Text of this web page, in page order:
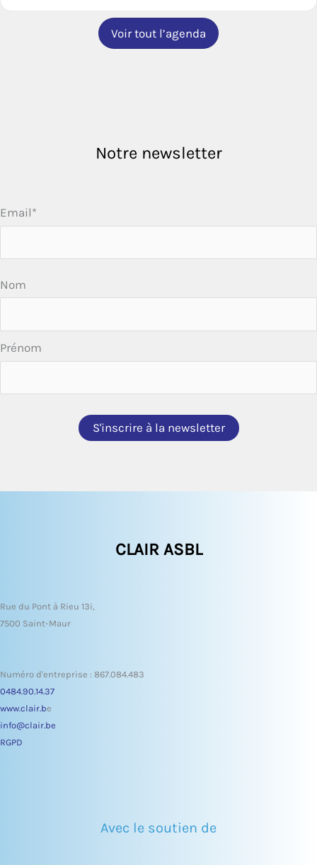
Voir tout l’agenda
Notre newsletter
Email*
Nom
Prénom
CLAIR ASBL
Rue du Pont à Rieu 13i,
7500 Saint-Maur
Numéro d'entreprise : 867.084.483
0484.90.14.37
www.clair.be
info@clair.be
RGPD
Avec le soutien de